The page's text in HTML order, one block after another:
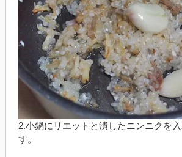
2.小鍋にリエットと潰したニンニクを
す。